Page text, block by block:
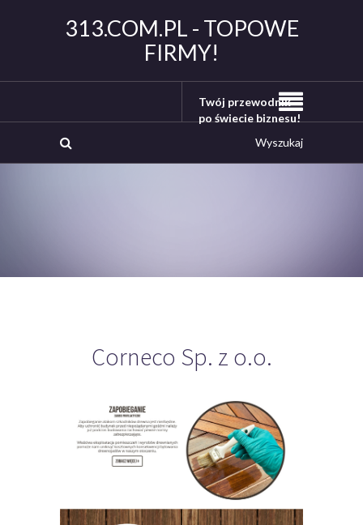
313.COM.PL - TOPOWE
FIRMY!
Twój przewodnik
po świecie biznesu!
Corneco Sp. z o.o.